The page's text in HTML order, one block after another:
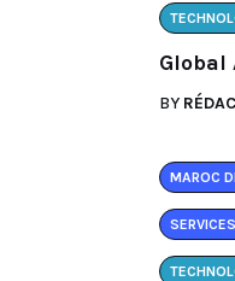
Global
BY
MAROC